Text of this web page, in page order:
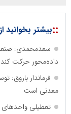
::بیشتر بخوانید
سعدمحمدی:
داده‌محور حرکت کند
فرماندار باروق:
معدنی است
تعطیلی واحدهای